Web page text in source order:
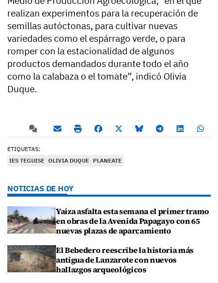
realizan experimentos para la recuperación de
semillas autóctonas, para cultivar nuevas
variedades como el espárrago verde, o para
romper con la estacionalidad de algunos
productos demandados durante todo el año
como la calabaza o el tomate”, indicó Olivia
Duque.
ETIQUETAS:
IES TEGUISE OLIVIA DUQUE PLANEATE
NOTICIAS DE HOY
Yaiza asfalta esta semana el primer tramo
en obras de la Avenida Papagayo con 65
nuevas plazas de aparcamiento
El Bebedero reescribe la historia más
antigua de Lanzarote con nuevos
hallazgos arqueológicos